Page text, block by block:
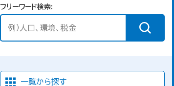
フリーワード検索
一覧から探す